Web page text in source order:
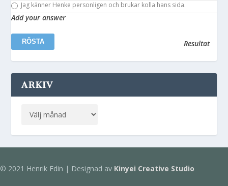
Jag känner Henke personligen och brukar kolla hans sida.
Add your answer
Resultat
ARKIV
© 2021 Henrik Edin | Designad av Kinyei Creative Studio